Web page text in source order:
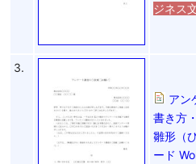
ジネス
3.
アン
書き方
雛形（
ード